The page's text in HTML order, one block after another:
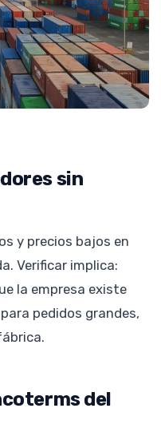
sin
y precios bajos en
Verificar implica:
la empresa existe
pedidos grandes,
del